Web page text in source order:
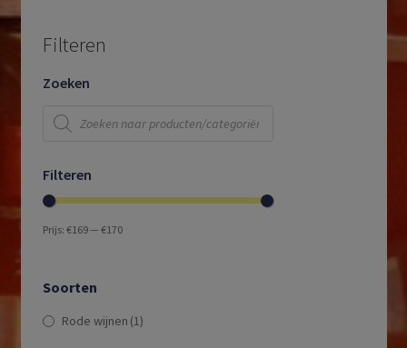
Filteren
Zoeken
Producten
zoeken
Filteren
Prijs: €169— €170
Soorten
Rode wijnen (1)